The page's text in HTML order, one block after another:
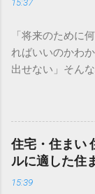
「将来のために
ればいいのかわ
出せない」そん
組みを正しく理
です。この記事
た、失敗しない
え方をわかりや
多くの人が「預
が、現代におい
住宅・住まい
ルに適した住
15:39